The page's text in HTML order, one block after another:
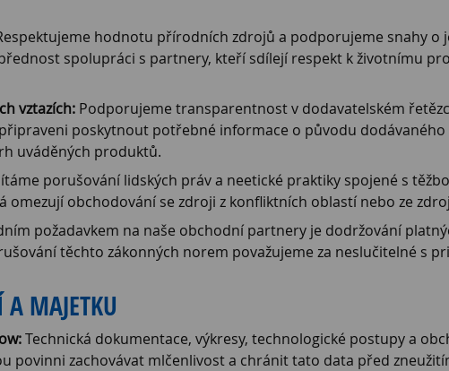
hodnotu přírodních zdrojů a podporujeme snahy o
spolupráci s partnery, kteří sdílejí respekt k životnímu
vztazích:Podporujeme transparentnost v dodavatelském
poskytnout potřebné informace o původu dodávaného
uváděných produktů.
porušování lidských práv a neetické praktiky spojené s
omezují obchodování se zdroji z konfliktních oblastí nebo ze
požadavkem na naše obchodní partnery je dodržování
těchto zákonných norem považujeme za neslučitelné s
MAJETKU
Technická dokumentace, výkresy, technologické postupy a
povinni zachovávat mlčenlivost a chránit tato data před